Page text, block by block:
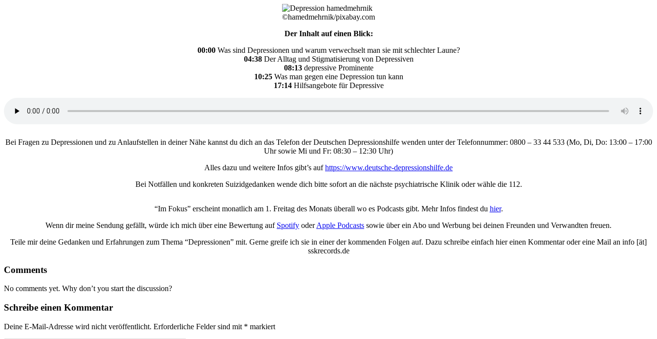
©hamedmehrnik/pixabay.com
Der Inhalt auf einen Blick:
00:00Was sind Depressionen und warum verwechselt man sie mit schlechter Laune?
04:38Der Alltag und Stigmatisierung von Depressiven
08:13depressive Prominente
10:25Was man gegen eine Depression tun kann
17:14Hilfsangebote für Depressive
Bei Fragen zu Depressionen und zu Anlaufstellen in deiner Nähe kannst du dich an das Telefon der Deutschen Depressionshilfe wenden unter der Telefonnummer: 0800 – 33 44 533 (Mo, Di, Do: 13:00 – 17:00
Uhr sowie Mi und Fr: 08:30 – 12:30 Uhr)
Alles dazu und weitere Infos gibt’s aufhttps://www.deutsche-depressionshilfe.de
Bei Notfällen und konkreten Suizidgedanken wende dich bitte sofort an die nächste psychiatrische Klinik oder wähle die 112.
“Im Fokus” erscheint monatlich am 1. Freitag des Monats überall wo es Podcasts gibt. Mehr Infos findest du hier.
Wenn dir meine Sendung gefällt, würde ich mich über eine Bewertung auf Spotify oderApple Podcasts sowie über ein Abo und Werbung bei deinen Freunden und Verwandten freuen.
Teile mir deine Gedanken und Erfahrungen zum Thema “Depressionen” mit. Gerne greife ich sie in einer der kommenden Folgen auf. Dazu schreibe einfach hier einen Kommentar oder eine Mail an info [ät]
sskrecords.de
Comments
No comments yet. Why don’t you start the discussion?
Schreibe einen Kommentar
Deine E-Mail-Adresse wird nicht veröffentlicht. Erforderliche Felder sind mit * markiert